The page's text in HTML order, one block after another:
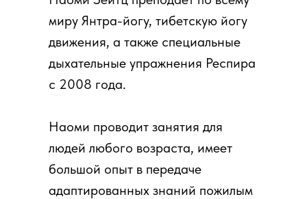
миру Янтра-йогу, тибетскую йогу
движения, а также специальные
дыхательные упражнения Респира
с 2008 года.
Наоми проводит занятия для
людей любого возраста, имеет
большой опыт в передаче
адаптированных знаний пожилым